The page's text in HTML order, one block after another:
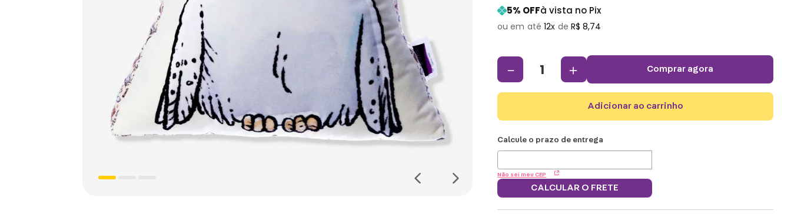
5% OFFà vista no Pix
12 R$ 8,74
＋
－ comprar agora
adicionar ao carrinho
Não sei meu CEP
CALCULAR O FRETE